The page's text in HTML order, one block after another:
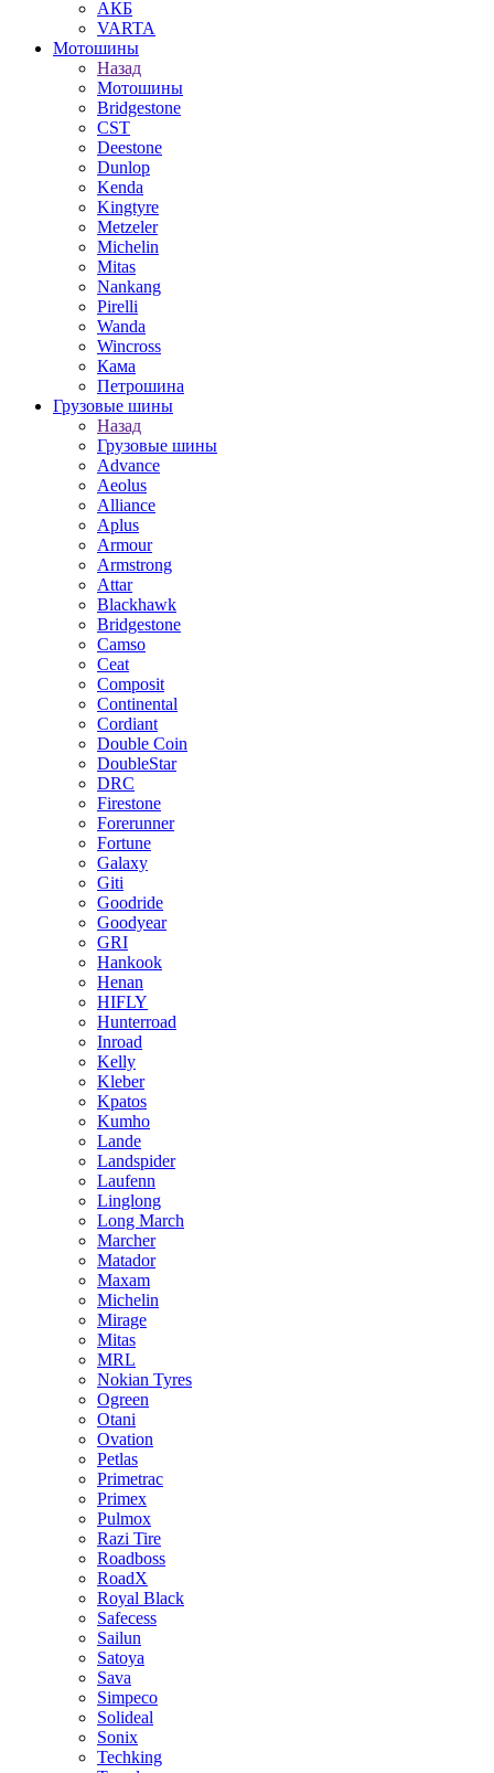
АКБ
VARTA
Мотошины
Назад
Мотошины
Bridgestone
CST
Deestone
Dunlop
Kenda
Kingtyre
Metzeler
Michelin
Mitas
Nankang
Pirelli
Wanda
Wincross
Кама
Петрошина
Грузовые шины
Назад
Грузовые шины
Advance
Aeolus
Alliance
Aplus
Armour
Armstrong
Attar
Blackhawk
Bridgestone
Camso
Ceat
Composit
Continental
Cordiant
Double Coin
DoubleStar
DRC
Firestone
Forerunner
Fortune
Galaxy
Giti
Goodride
Goodyear
GRI
Hankook
Henan
HIFLY
Hunterroad
Inroad
Kelly
Kleber
Kpatos
Kumho
Lande
Landspider
Laufenn
Linglong
Long March
Marcher
Matador
Maxam
Michelin
Mirage
Mitas
MRL
Nokian Tyres
Ogreen
Otani
Ovation
Petlas
Primetrac
Primex
Pulmox
Razi Tire
Roadboss
RoadX
Royal Black
Safecess
Sailun
Satoya
Sava
Simpeco
Solideal
Sonix
Techking